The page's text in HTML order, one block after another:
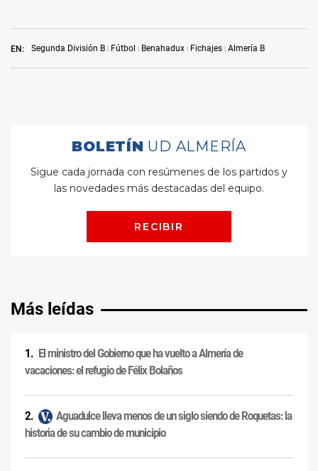
EN: Segunda División B Fútbol Benahadux Fichajes Almería B
Más leídas
El ministro del Gobierno que ha vuelto a Almería de
vacaciones: el refugio de Félix Bolaños
Aguadulce lleva menos de un siglo siendo de Roquetas: la
historia de su cambio de municipio